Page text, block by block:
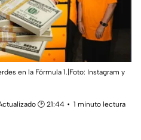
en la Fórmula 1.|Foto: Instagram y
🕑 21:44
1 minuto lectura